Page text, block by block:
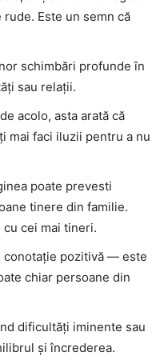
Este un semn că
schimbări profunde în
sau relații.
acolo, asta arată că
mai faci iluzii pentru a nu
poate prevesti
tinere din familie.
cei mai tineri.
conotație pozitivă — este
chiar persoane din
dificultăți iminente sau
și încrederea.